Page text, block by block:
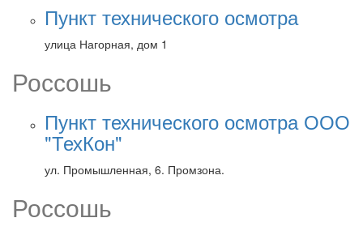
Пункт технического осмотра
улица Нагорная, дом 1
Россошь
Пункт технического осмотра ООО
"ТехКон"
ул. Промышленная, 6. Промзона.
Россошь